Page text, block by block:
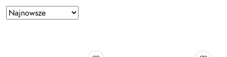
Zastosowano
sortowanie:
Sortuj
według